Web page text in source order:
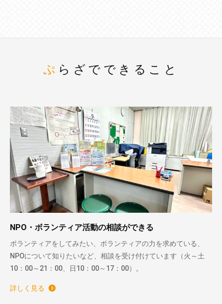
ぷらざでできること
NPO・ボランティア活動の相談ができる
ボランティアをしてみたい、ボランティアの力を求めている、
NPOについて知りたいなど、相談を受け付けています（火～土
10：00～21：00、日10：00～17：00）。
詳しく見る